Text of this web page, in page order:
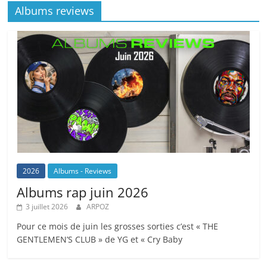
Albums reviews
2026 Albums - Reviews
Albums rap juin 2026
3 juillet 2026 ARPOZ
Pour ce mois de juin les grosses sorties c’est « THE
GENTLEMEN’S CLUB » de YG et « Cry Baby